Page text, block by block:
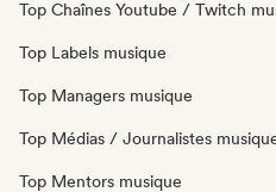
Top Chaînes Youtube / Twitch
Top Labels musique
Top Managers musique
Top Médias / Journalistes
Top Mentors musique